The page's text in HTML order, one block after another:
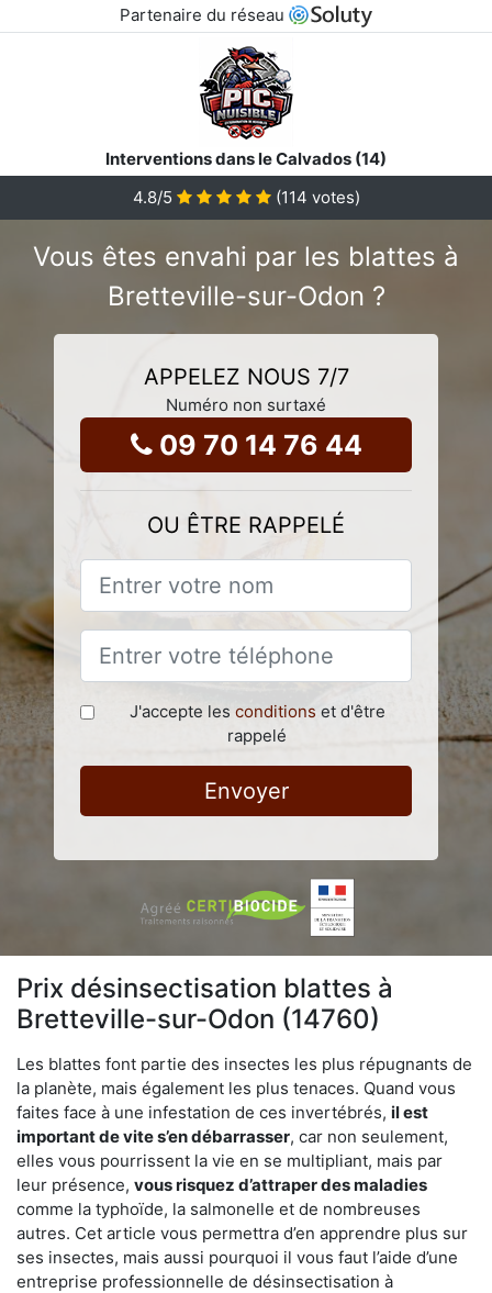
Partenaire du réseau
Interventions dans le Calvados (14)
4.8/5 (114 votes)
Vous êtes envahi par les blattes à
Bretteville-sur-Odon ?
APPELEZ NOUS 7/7
Numéro non surtaxé
09 70 14 76 44
OU ÊTRE RAPPELÉ
J'accepte les conditions et d'être
rappelé
Envoyer
Prix désinsectisation blattes à
Bretteville-sur-Odon (14760)
Les blattes font partie des insectes les plus répugnants de
la planète, mais également les plus tenaces. Quand vous
faites face à une infestation de ces invertébrés, il est
important de vite s’en débarrasser, car non seulement,
elles vous pourrissent la vie en se multipliant, mais par
leur présence, vous risquez d’attraper des maladies
comme la typhoïde, la salmonelle et de nombreuses
autres. Cet article vous permettra d’en apprendre plus sur
ses insectes, mais aussi pourquoi il vous faut l’aide d’une
entreprise professionnelle de désinsectisation à